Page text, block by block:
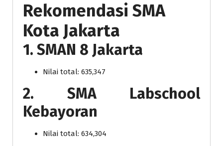
Rekomendasi SMA
Kota Jakarta
1. SMAN 8 Jakarta
Nilai total: 635,347
2. SMA Labschool
Kebayoran
Nilai total: 634,304